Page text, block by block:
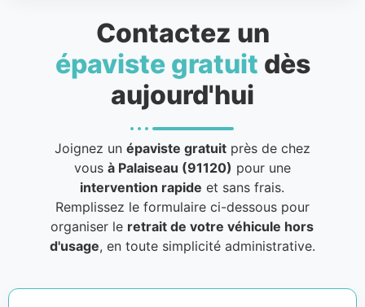
Contactez un
épaviste gratuit dès
aujourd'hui
Joignez un épaviste gratuitprès de chez
vous à Palaiseau (91120) pour une
intervention rapide et sans frais.
Remplissez le formulaire ci-dessous pour
organiser le retrait de votre véhicule hors
d'usage, en toute simplicité administrative.